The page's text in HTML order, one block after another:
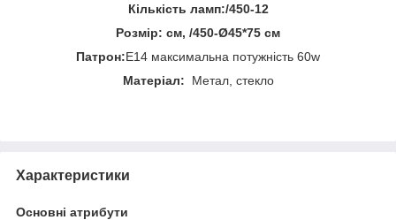
Кількість ламп:/450-12
Розмір: см, /450-Ø45*75 см
Патрон:E14 максимальна потужність 60w
Матеріал: Метал, стекло
Характеристики
Основні атрибути